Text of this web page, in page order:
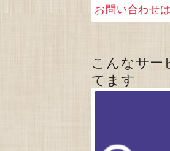
お問い合わせ
こんなサー
てます